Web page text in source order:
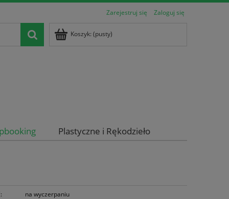
Zarejestruj się Zaloguj się
Koszyk: (pusty)
Plastyczne i Rękodzieło
na wyczerpaniu